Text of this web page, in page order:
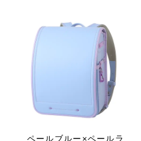
ペールブルー×ペールラ